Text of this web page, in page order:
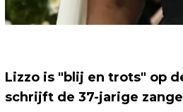
Lizzo is "blij en trots" op
schrijft de 37-jarige